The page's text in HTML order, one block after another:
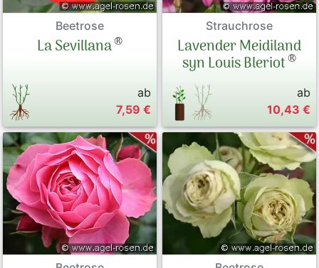
Beetrose
La Sevillana®
ab
7,59 €
Strauchrose
Lavender Meidiland
syn Louis Bleriot®
ab
10,43 €